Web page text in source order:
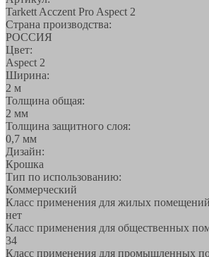
Tarkett Acczent Pro Aspect 2
Страна производства:
РОССИЯ
Цвет:
Aspect 2
Ширина:
2 м
Толщина общая:
2 мм
Толщина защитного слоя:
0,7 мм
Дизайн:
Крошка
Тип по использованию:
Коммерческий
Класс применения для жилых
нет
Класс применения для общественных
34
Класс применения для промышленных